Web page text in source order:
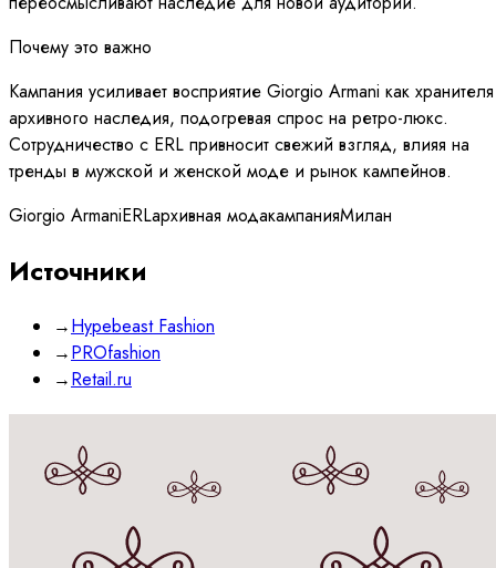
Почему это важно
Кампания усиливает восприятие Giorgio Armani как хранителя
архивного наследия, подогревая спрос на ретро-люкс.
Сотрудничество с ERL привносит свежий взгляд, влияя на
тренды в мужской и женской моде и рынок кампейнов.
Giorgio ArmaniERLархивная модакампанияМилан
Источники
→Hypebeast Fashion
→PROfashion
→Retail.ru